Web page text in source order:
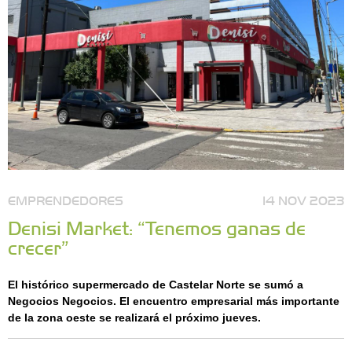
EMPRENDEDORES 14 NOV 2023
Denisi Market: “Tenemos ganas de
crecer”
El histórico supermercado de Castelar Norte se sumó a
Negocios Negocios. El encuentro empresarial más importante
de la zona oeste se realizará el próximo jueves.